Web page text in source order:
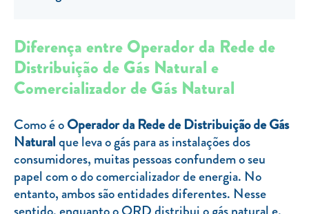
Resolução alternativa de litígios
Diferença entre Operador da Rede de
Distribuição de Gás Natural e
Comercializador de Gás Natural
Como é oOperador da Rede de Distribuição de Gás
Naturalque leva o gás para as instalações dos
consumidores, muitas pessoas confundem o seu
papel com o do comercializador de energia. No
entanto, ambos são entidades diferentes. Nesse